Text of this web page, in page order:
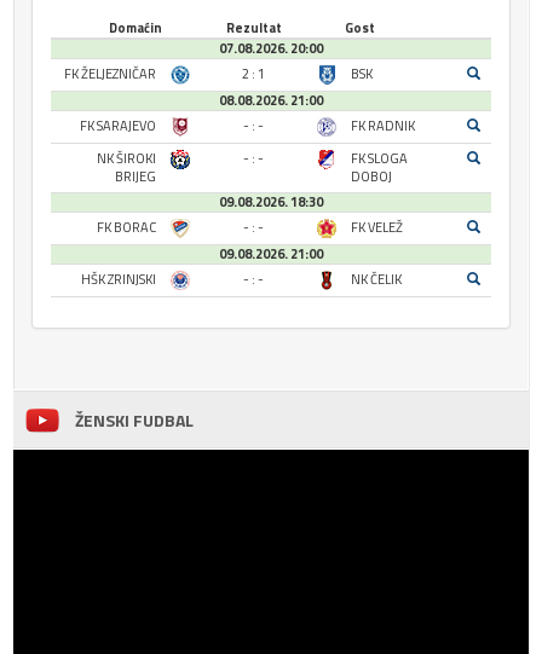
Domaćin Rezultat
Gost
07.08.2026. 20:00
FK ŽELJEZNIČAR
2 : 1
BSK
08.08.2026. 21:00
FK SARAJEVO
- : -
FK RADNIK
NK ŠIROKI
BRIJEG
- : -
FK SLOGA
DOBOJ
09.08.2026. 18:30
FK BORAC
- : -
FK VELEŽ
09.08.2026. 21:00
HŠK ZRINJSKI
- : - NK ČELIK
ŽENSKI FUDBAL